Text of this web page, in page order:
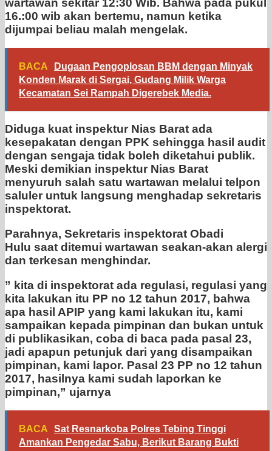
wartawan sekitar 12:30 Wib. Bahwa pada pukul
16.:00 wib akan bertemu, namun ketika
dijumpai beliau malah mengelak.
BACA
Dugaan Pengoplosan BBM dengan Minyak
Konden Marak di Sergai, Gudang Milik Warga
Kecamatan Sei Rampah Digerebek Media.
Diduga kuat inspektur Nias Barat ada
kesepakatan dengan PPK sehingga hasil audit
dengan sengaja tidak boleh diketahui publik.
Meski demikian inspektur Nias Barat
menyuruh salah satu wartawan melalui telpon
saluler untuk langsung menghadap sekretaris
inspektorat.
Parahnya, Sekretaris inspektorat Obadi
Hulu saat ditemui wartawan seakan-akan alergi
dan terkesan menghindar.
” kita di inspektorat ada regulasi, regulasi yang
kita lakukan itu PP no 12 tahun 2017, bahwa
apa hasil APIP yang kami lakukan itu, kami
sampaikan kepada pimpinan dan bukan untuk
di publikasikan, coba di baca pada pasal 23,
jadi apapun petunjuk dari yang disampaikan
pimpinan, kami lapor. Pasal 23 PP no 12 tahun
2017, hasilnya kami sudah laporkan ke
pimpinan,” ujarnya
BACA
Sat Resnarkoba Polres Tebing Tinggi
Amankan Pengedar Sabu, Berikut Barang Bukti